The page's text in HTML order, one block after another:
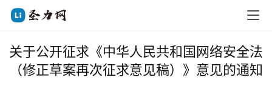
关于公开征求《中华人民共和国网络安全法
（修正草案再次征求意见稿）》意见的通知